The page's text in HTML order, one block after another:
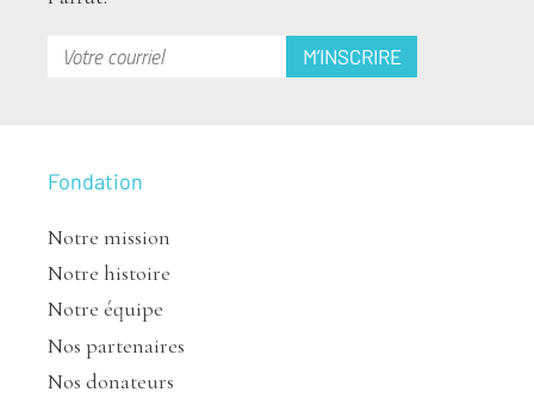
Fondation
Notre mission
Notre histoire
Notre équipe
Nos partenaires
Nos donateurs